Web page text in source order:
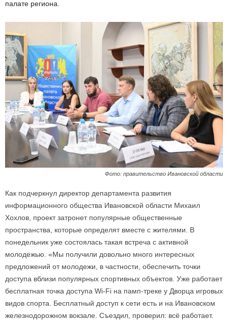
палате региона.
Фото: правительство Ивановской области
Как подчеркнул директор департамента развития
информационного общества Ивановской области Михаил
Хохлов, проект затронет популярные общественные
пространства, которые определят вместе с жителями. В
понедельник уже состоялась такая встреча с активной
молодежью. «Мы получили довольно много интересных
предложений от молодежи, в частности, обеспечить точки
доступа вблизи популярных спортивных объектов. Уже работает
бесплатная точка доступа Wi-Fi на памп-треке у Дворца игровых
видов спорта. Бесплатный доступ к сети есть и на Ивановском
железнодорожном вокзале. Съездил, проверил: всё работает.